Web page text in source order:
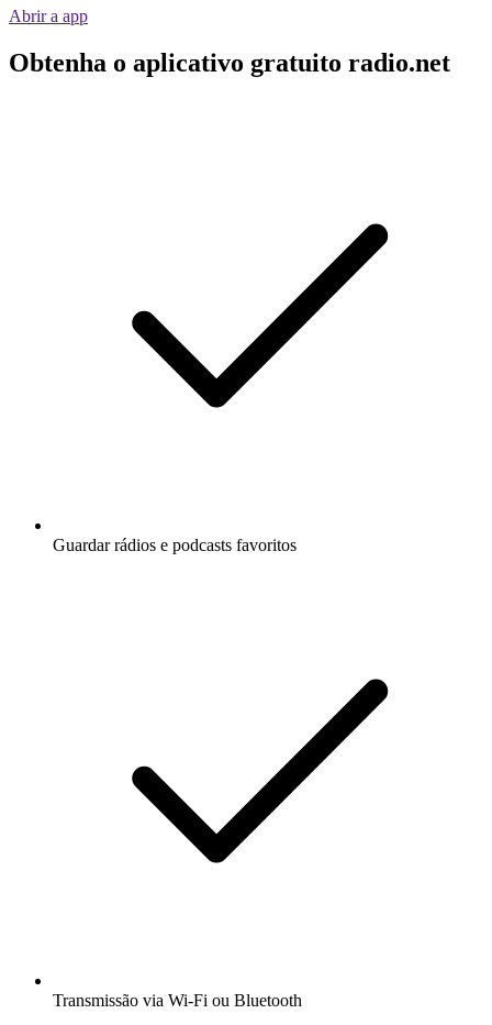
Abrir a app
Obtenha o aplicativo gratuito radio.net
Guardar rádios e podcasts favoritos
Transmissão via Wi-Fi ou Bluetooth